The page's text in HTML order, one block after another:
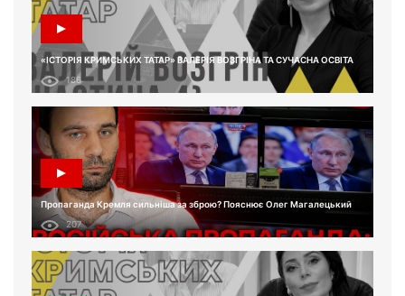
«ІСТОРІЯ КРИМСЬКИХ ТАТАР» ВАЛЕРІЯ ВОЗГРІНА ТА СУЧАСНА ОСВІТА
186
Пропаганда Кремля сильніша за зброю? Пояснює Олег Магалецький
207